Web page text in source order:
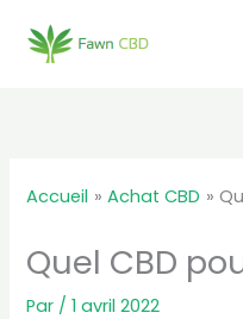
contenu
Accueil Achat CBD
Quel CBD
Par /1 avril 2022